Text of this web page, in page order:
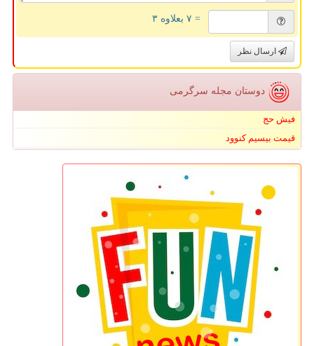
= ۷ بعلاوه ۳
ارسال نظر
دوستان مجله سرگرمی
فیش حج
قیمت بیسیم کنوود